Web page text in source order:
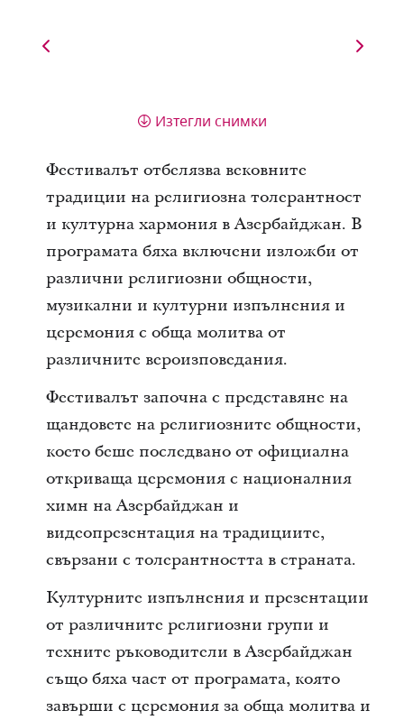
Изтегли снимки
Фестивалът отбелязва вековните
традиции на религиозна толерантност
и културна хармония в Азербайджан. В
програмата бяха включени изложби от
различни религиозни общности,
музикални и културни изпълнения и
церемония с обща молитва от
различните вероизповедания.
Фестивалът започна с представяне на
щандовете на религиозните общности,
което беше последвано от официална
откриваща церемония с националния
химн на Азербайджан и
видеопрезентация на традициите,
свързани с толерантността в страната.
Културните изпълнения и презентации
от различните религиозни групи и
техните ръководители в Азербайджан
също бяха част от програмата, която
завърши с церемония за обща молитва и